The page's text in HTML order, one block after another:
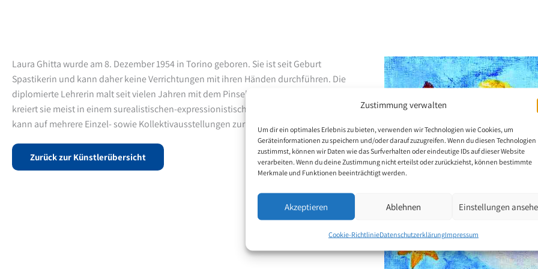
Zustimmung verwalten
Um dir ein optimales Erlebnis zu bieten, verwenden wir Technologien wie Cookies, um
Geräteinformationen zu speichern und/oder darauf zuzugreifen. Wenn du diesen Technologien
zustimmst, können wir Daten wie das Surfverhalten oder eindeutige IDs auf dieser Website
verarbeiten. Wenn du deine Zustimmung nicht erteilst oder zurückziehst, können bestimmte
Merkmale und Funktionen beeinträchtigt werden.
Akzeptieren Ablehnen Einstellungen
Cookie-RichtlinieDatenschutzerklärungImpressum
Laura Ghitta wurde am 8. Dezember 1954 in Torino geboren. Sie ist seit Geburt
Spastikerin und kann daher keine Verrichtungen mit ihren Händen durchführen. Die
diplomierte Lehrerin malt seit vielen Jahren mit dem Pinsel im Mund. Ihre Originale
kreiert sie meist in einem surealistischen-expressionistischen Stil. Die Mundmalerin
kann auf mehrere Einzel- sowie Kollektivausstellungen zurückblicken.
Zurück zur Künstlerübersicht